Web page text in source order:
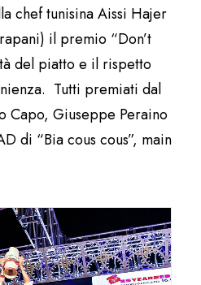
chef tunisina Aissi Hajer
il premio “Don’t
del piatto e il rispetto
Tutti premiati dal
Capo, Giuseppe Peraino
di “Bia cous cous”, main